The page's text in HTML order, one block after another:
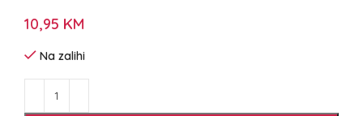
10,95 KM
Na zalihi